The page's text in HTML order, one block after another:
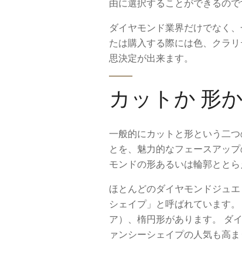
由に選択することができるので
ダイヤモンド業界だけでなく
たは購入する際には色、クラ
思決定が出来ます。
カットか 形か
一般的にカットと形という二
とを、魅力的なフェースアッ
モンドの形あるいは輪郭ととら
ほとんどのダイヤモンドジュ
シェイプ」と呼ばれています
ア）、楕円形があります。 ダ
ァンシーシェイプの人気も高ま